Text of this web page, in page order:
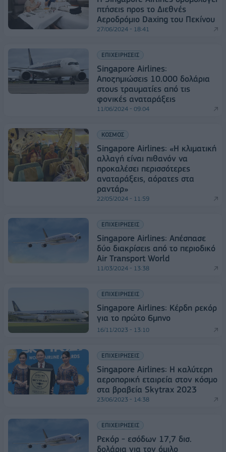
πτήσεις προς το Διεθνές
Αεροδρόμιο Daxing του Πεκίνου
27/06/2024 - 18:41
ΕΠΙΧΕΙΡΗΣΕΙΣ
Singapore Airlines:
Αποζημιώσεις 10.000 δολάρια
στους τραυματίες από τις
φονικές αναταράξεις
11/06/2024 - 09:04
ΚΟΣΜΟΣ
Singapore Airlines: «Η κλιματική
αλλαγή είναι πιθανόν να
προκαλέσει περισσότερες
αναταράξεις, αόρατες στα
ραντάρ»
22/05/2024 - 11:59
ΕΠΙΧΕΙΡΗΣΕΙΣ
Singapore Airlines: Απέσπασε
δύο διακρίσεις από το περιοδικό
Air Transport World
11/03/2024 - 13:38
ΕΠΙΧΕΙΡΗΣΕΙΣ
Singapore Airlines: Κέρδη ρεκόρ
για το πρώτο 6μηνο
16/11/2023 - 13:10
ΕΠΙΧΕΙΡΗΣΕΙΣ
Singapore Airlines: Η καλύτερη
αεροπορική εταιρεία στον κόσμο
στα βραβεία Skytrax 2023
23/06/2023 - 14:38
ΕΠΙΧΕΙΡΗΣΕΙΣ
Ρεκόρ - εσόδων 17,7 δισ.
δολάρια για τον όμιλο